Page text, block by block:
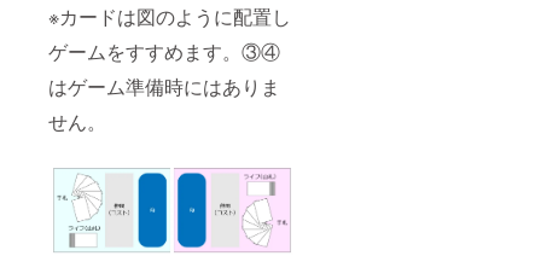
※カードは図のように配置し
ゲームをすすめます。③④
はゲーム準備時にはありま
せん。